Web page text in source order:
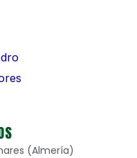
(Almería)